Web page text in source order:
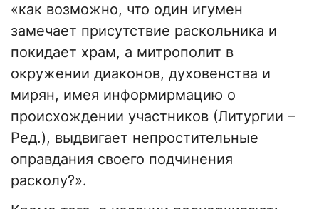
«как возможно, что один игумен
замечает присутствие раскольника и
покидает храм, а митрополит в
окружении диаконов, духовенства и
мирян, имея информирмацию о
происхождении участников (Литургии –
Ред.), выдвигает непростительные
оправдания своего подчинения
расколу?».